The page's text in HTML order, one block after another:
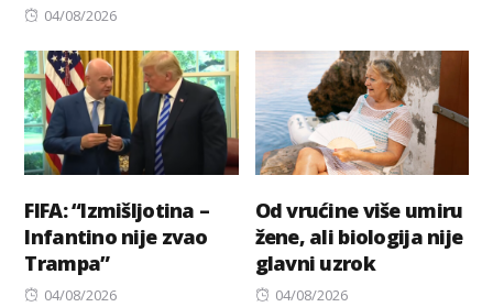
Posted
04/08/2026
FIFA: “Izmišljotina –
Infantino nije zvao
Trampa”
Posted
04/08/2026
Od vrućine više umiru
žene, ali biologija nije
glavni uzrok
Posted
04/08/2026